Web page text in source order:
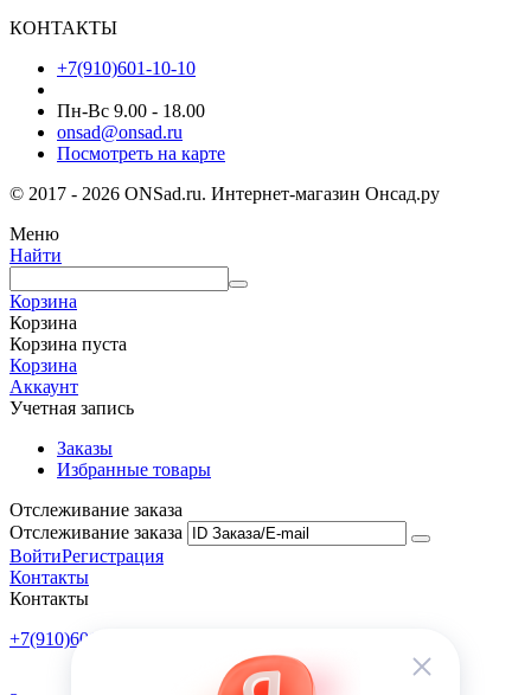
КОНТАКТЫ
+7(910)601-10-10
Пн-Вс 9.00 - 18.00
onsad@onsad.ru
Посмотреть на карте
© 2017 - 2026 ONSad.ru. Интернет-магазин Онсад.ру
Меню
Найти
Корзина
Корзина
Корзина пуста
Корзина
Аккаунт
Учетная запись
Заказы
Избранные товары
Отслеживание заказа
Отслеживание заказа
ВойтиРегистрация
Контакты
Контакты
+7(910)601-10-10